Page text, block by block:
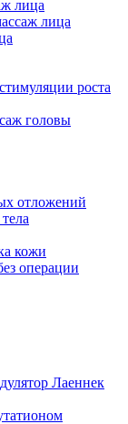
лица
лица
роста
головы
отложений
кожи
операции
Лаеннек